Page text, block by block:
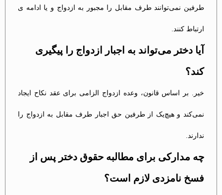
طرفین نمی‌توانند طرف مقابل را مجبور به ازدواج و یا ادامه ی
ارتباط کنند.
آیا دختر می‌تواند به اجبار ازدواج را پیگیری
کند؟
خیر. بر اساس قانون، وعده ازدواج الزامی برای عقد نکاح ایجاد
نمی‌کند و هیچ‌یک از طرفین حق اجبار طرف مقابل به ازدواج را
ندارند.
چه مدارکی برای مطالبه حقوق دختر پس از
فسخ نامزدی لازم است؟